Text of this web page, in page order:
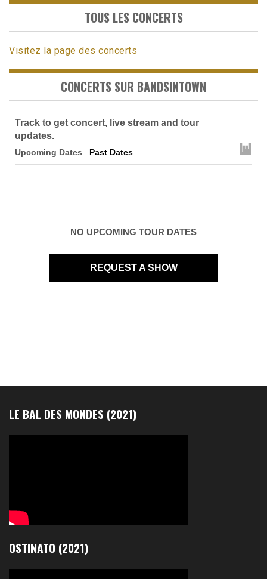
TOUS LES CONCERTS
Visitez la page des concerts
CONCERTS SUR BANDSINTOWN
Track to get concert, live stream and tour
updates.
Upcoming Dates Past Dates
NO UPCOMING TOUR DATES
REQUEST A SHOW
LE BAL DES MONDES (2021)
OSTINATO (2021)